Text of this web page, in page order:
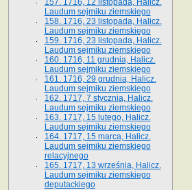
157. 1716, 12 listopada, Halicz.
Laudum sejmiku ziemskiego
158. 1716, 23 listopada, Halicz.
Laudum sejmiku ziemskiego
159. 1716, 23 listopada, Halicz.
Laudum sejmiku ziemskiego
160. 1716, 11 grudnia, Halicz.
Laudum sejmiku ziemskiego
161. 1716, 29 grudnia, Halicz.
Laudum sejmiku ziemskiego
162. 1717, 7 stycznia, Halicz.
Laudum sejmiku ziemskiego
163. 1717, 15 lutego, Halicz.
Laudum sejmiku ziemskiego
164. 1717, 15 marca, Halicz.
Laudum sejmiku ziemskiego
relacyjnego
165. 1717, 13 września, Halicz.
Laudum sejmiku ziemskiego
deputackiego